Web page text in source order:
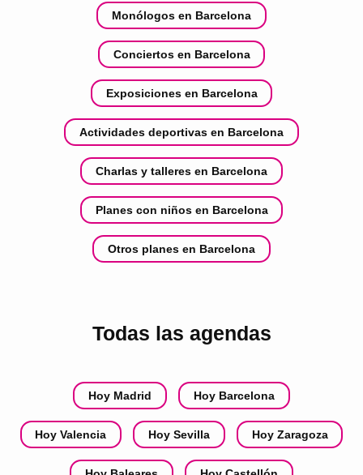
Monólogos en Barcelona
Conciertos en Barcelona
Exposiciones en Barcelona
Actividades deportivas en Barcelona
Charlas y talleres en Barcelona
Planes con niños en Barcelona
Otros planes en Barcelona
Todas las agendas
Hoy Madrid Hoy Barcelona
Hoy Valencia Hoy Sevilla Hoy Zaragoza